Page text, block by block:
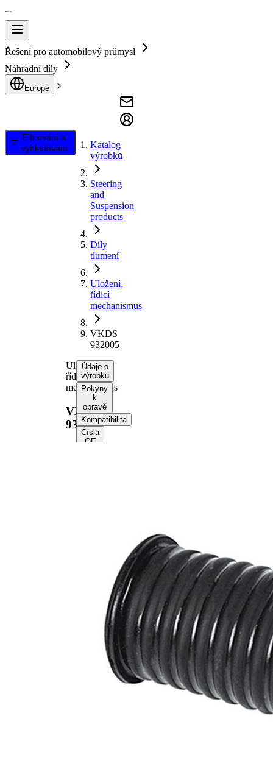
Řešení pro automobilový průmysl
Náhradní díly
Europe
Filtrování a
vyhledávání
Katalog
výrobků
Steering
and
Suspension
products
Díly
tlumení
Uložení,
řídicí
mechanismus
VKDS
932005
Uložení,
řídicí
mechanismus
VKDS
932005
Údaje o
výrobku
Pokyny
k
opravě
Kompatibilita
Čísla
OE
41,5 mm